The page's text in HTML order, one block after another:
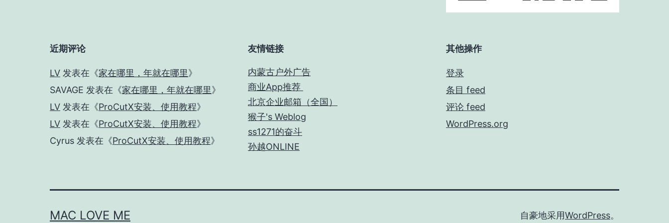
近期评论
LV 发表在《家在哪里，年就在哪里》
SAVAGE 发表在《家在哪里，年就在哪里》
LV 发表在《ProCutX安装、使用教程》
LV 发表在《ProCutX安装、使用教程》
Cyrus 发表在《ProCutX安装、使用教程》
友情链接
内蒙古户外广告
商业App推荐
北京企业邮箱（全国）
猴子's Weblog
ss1271的奋斗
孙越ONLINE
其他操作
登录
条目 feed
评论 feed
WordPress.org
MAC LOVE ME 自豪地采用WordPress。